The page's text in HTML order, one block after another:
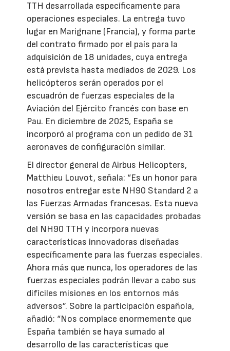
TTH desarrollada específicamente para
operaciones especiales. La entrega tuvo
lugar en Marignane (Francia), y forma parte
del contrato firmado por el país para la
adquisición de 18 unidades, cuya entrega
está prevista hasta mediados de 2029. Los
helicópteros serán operados por el
escuadrón de fuerzas especiales de la
Aviación del Ejército francés con base en
Pau. En diciembre de 2025, España se
incorporó al programa con un pedido de 31
aeronaves de configuración similar.
El director general de Airbus Helicopters,
Matthieu Louvot, señala: “Es un honor para
nosotros entregar este NH90 Standard 2 a
las Fuerzas Armadas francesas. Esta nueva
versión se basa en las capacidades probadas
del NH90 TTH y incorpora nuevas
características innovadoras diseñadas
específicamente para las fuerzas especiales.
Ahora más que nunca, los operadores de las
fuerzas especiales podrán llevar a cabo sus
difíciles misiones en los entornos más
adversos”. Sobre la participación española,
añadió: “Nos complace enormemente que
España también se haya sumado al
desarrollo de las características que